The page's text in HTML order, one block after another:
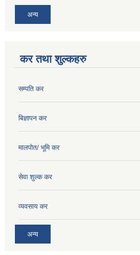
अन्य
कर तथा शुल्कहरु
सम्पति कर
बिज्ञापन कर
मालपोत/ भूमि कर
सेवा शुल्क कर
व्यवसाय कर
अन्य